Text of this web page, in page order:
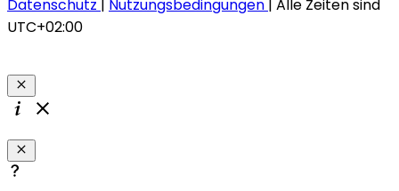
Datenschutz | Nutzungsbedingungen | Alle Zeiten sind
UTC+02:00